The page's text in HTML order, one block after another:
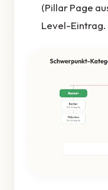
(Pillar Page
Level-Eintrag.